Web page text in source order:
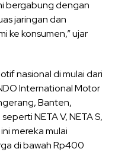
bergabung dengan
jaringan dan
ke konsumen,” ujar
nasional di mulai dari
International Motor
Banten,
NETA V, NETA S,
mereka mulai
di bawah Rp400